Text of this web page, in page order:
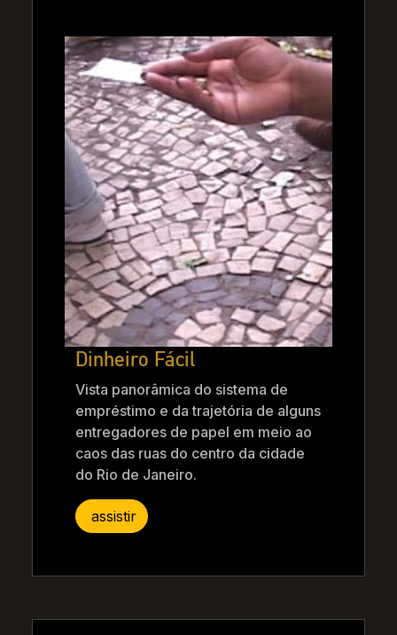
Dinheiro Fácil
Vista panorâmica do sistema de
empréstimo e da trajetória de alguns
entregadores de papel em meio ao
caos das ruas do centro da cidade
do Rio de Janeiro.
assistir